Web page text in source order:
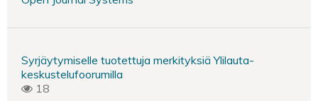
Syrjäytymiselle tuotettuja merkityksiä Ylilauta-
keskustelufoorumilla
18